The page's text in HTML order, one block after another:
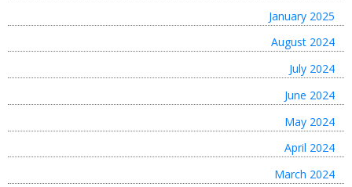
January 2025
August 2024
July 2024
June 2024
May 2024
April 2024
March 2024